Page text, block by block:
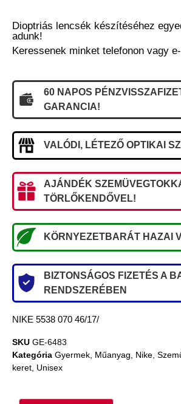
Dioptriás lencsék készítéséhez
adunk!
Keressenek minket telefonon vagy
60 NAPOS
GARANCIA!
VALÓDI, LÉTEZŐ OPTIKAI
AJÁNDÉK
TÖRLŐKENDŐVEL!
KÖRNYEZETBARÁT HAZAI
BIZTONSÁGOS FIZETÉS A
RENDSZERÉBEN
NIKE 5538 070 46/17/
SKU GE-6483
Kategória Gyermek Műanyag Nike
keret Unisex